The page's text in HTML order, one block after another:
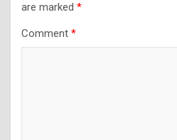
are marked *
Comment *